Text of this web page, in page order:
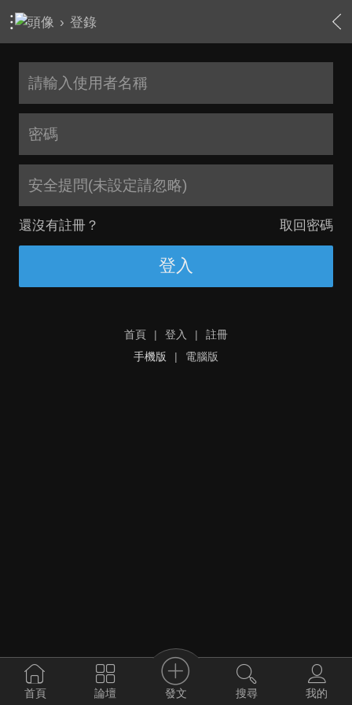
› 登錄
安全提問(未設定請忽略)
還沒有註冊？ 取回密碼
登入
首頁 | 登入 |
註冊
手機版
| 電腦版
首頁 論壇 發文 搜尋 我的